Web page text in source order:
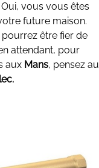
vous vous êtes
future maison.
être fier de
attendant, pour
aux Mans, pensez au